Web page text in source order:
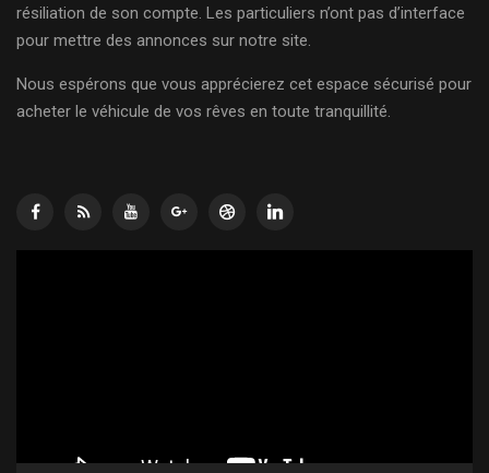
résiliation de son compte. Les particuliers n’ont pas d’interface
pour mettre des annonces sur notre site.
Nous espérons que vous apprécierez cet espace sécurisé pour
acheter le véhicule de vos rêves en toute tranquillité.